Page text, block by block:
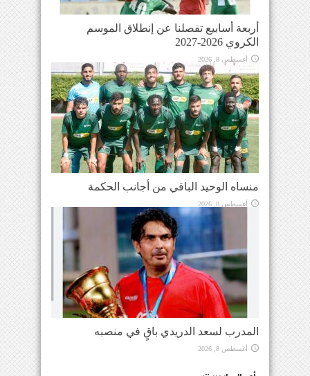
أربعة أسابيع تفصلنا عن إنطلاق الموسم
الكروي 2026-2027
أغسطس 8, 2026
منساه الوحيد الباقي من أجانب الحكمة
أغسطس 8, 2026
المدرب لسعد الدريدي باقٍ في منصبه
أغسطس 8, 2026